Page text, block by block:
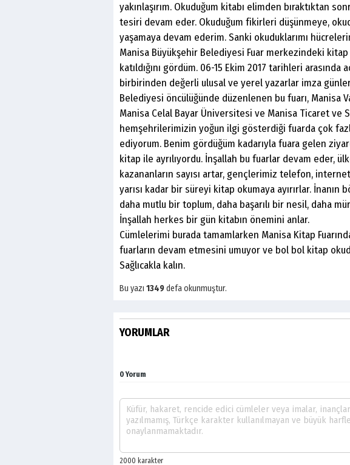
yakınlaşırım. Okuduğum kitabı elimden bıraktıktan
tesiri devam eder. Okuduğum fikirleri düşünmeye,
yaşamaya devam ederim. Sanki okuduklarımı
Manisa Büyükşehir Belediyesi Fuar merkezindeki kitap
katıldığını gördüm. 06-15 Ekim 2017 tarihleri arasında
birbirinden değerli ulusal ve yerel yazarlar imza
Belediyesi öncülüğünde düzenlenen bu fuarı, Manisa
Manisa Celal Bayar Üniversitesi ve Manisa Ticaret ve
hemşehrilerimizin yoğun ilgi gösterdiği fuarda çok
ediyorum. Benim gördüğüm kadarıyla fuara gelen
kitap ile ayrılıyordu. İnşallah bu fuarlar devam eder,
kazananların sayısı artar, gençlerimiz telefon,
yarısı kadar bir süreyi kitap okumaya ayırırlar.
daha mutlu bir toplum, daha başarılı bir nesil, daha
İnşallah herkes bir gün kitabın önemini anlar.
Cümlelerimi burada tamamlarken Manisa Kitap
fuarların devam etmesini umuyor ve bol bol kitap
Sağlıcakla kalın.
Bu yazı 1349defa okunmuştur.
YORUMLAR
0 Yorum